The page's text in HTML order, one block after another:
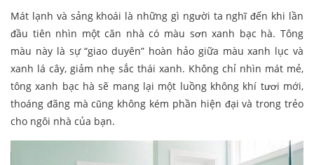
Mát lạnh và sảng khoái là những gì người ta nghĩ đến khi lần
đầu tiên nhìn một căn nhà có màu sơn xanh bạc hà. Tông
màu này là sự “giao duyên” hoàn hảo giữa màu xanh lục và
xanh lá cây, giảm nhẹ sắc thái xanh. Không chỉ nhìn mát mẻ,
tông xanh bạc hà sẽ mang lại một luồng không khí tươi mới,
thoáng đãng mà cũng không kém phần hiện đại và trong trẻo
cho ngôi nhà của bạn.